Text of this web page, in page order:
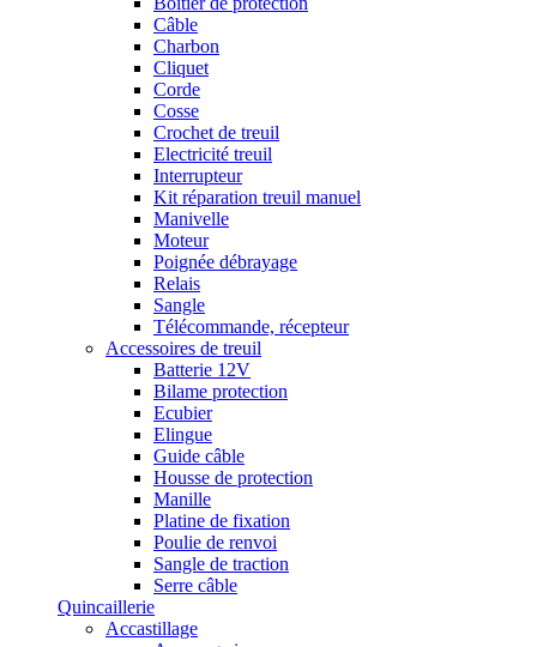
Câble
Charbon
Cliquet
Corde
Cosse
Crochet de treuil
Electricité treuil
Interrupteur
Kit réparation treuil manuel
Manivelle
Moteur
Poignée débrayage
Relais
Sangle
Télécommande, récepteur
Accessoires de treuil
Batterie 12V
Bilame protection
Ecubier
Elingue
Guide câble
Housse de protection
Manille
Platine de fixation
Poulie de renvoi
Sangle de traction
Serre câble
Quincaillerie
Accastillage